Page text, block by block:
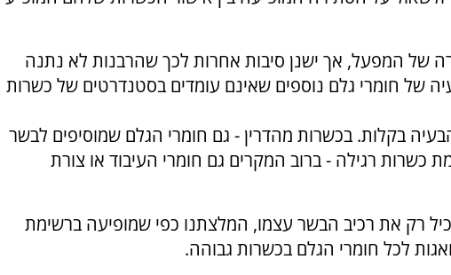
של המפעל, אך ישנן סיבות אחרות לכך שהרבנות לא נתנה
של חומרי גלם נוספים שאינם עומדים בסטנדרטים של כשרות
בקלות. בכשרות מהדרין - גם חומרי הגלם שמוסיפים לבשר
כשרות רגילה - ברוב המקרים גם חומרי העיבוד או צורת
רק את רכיב הבשר עצמו, המלצתנו כפי שמופיעה ברשימת
לכל חומרי הגלם בכשרות גבוהה.